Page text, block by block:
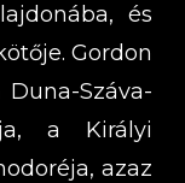
és
Gordon
Száva-
a Királyi
azaz